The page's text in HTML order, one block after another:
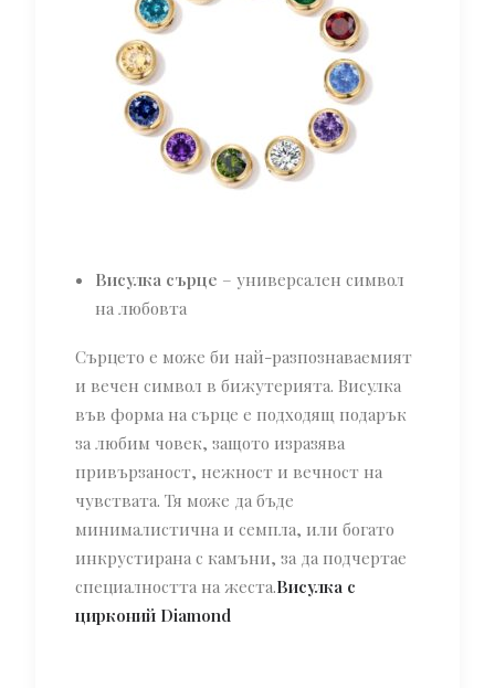
Висулка сърце – универсален символ
на любовта
Сърцето е може би най-разпознаваемият
и вечен символ в бижутерията. Висулка
във форма на сърце е подходящ подарък
за любим човек, защото изразява
привързаност, нежност и вечност на
чувствата. Тя може да бъде
минималистична и семпла, или богато
инкрустирана с камъни, за да подчертае
специалността на жеста.Висулка с
цирконий Diamond